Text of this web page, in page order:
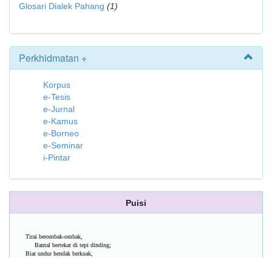
Glosari Dialek Pahang (1)
Perkhidmatan +
Korpus
e-Tesis
e-Jurnal
e-Kamus
e-Borneo
e-Seminar
i-Pintar
Puisi
Tirai berombak-ombak,
Bantal bertekat di tepi dinding;
Biar undur hendak berkuak,